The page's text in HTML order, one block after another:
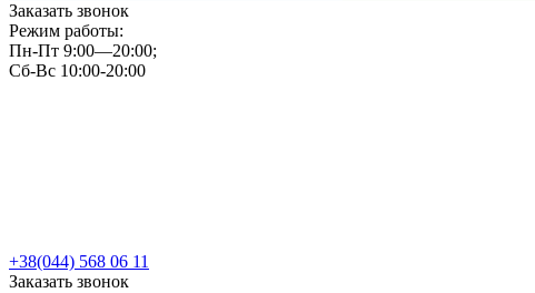
Заказать звонок
Режим работы:
Пн-Пт 9:00—20:00;
Сб-Вс 10:00-20:00
+38(044) 568 06 11
Заказать звонок